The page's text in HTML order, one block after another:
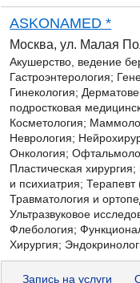
ASKONAMED *
Москва, ул. Малая
Акушерство, ведение
Гастроэнтерология;
Гинекология;
подростковая
Косметология;
Неврология;
Онкология;
Пластическая
и психиатрия;
Травматология и
Ультразвуковое
Флебология;
Хирургия;
Запись на услуги